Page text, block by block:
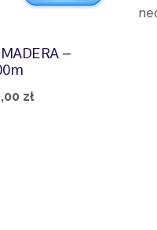
–
złAktualna